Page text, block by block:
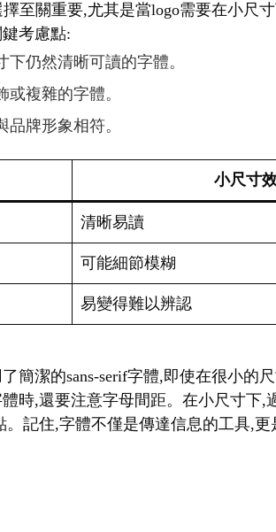
至關重要,尤其是當logo需要在小尺
考慮點:
仍然清晰可讀的字體。
複雜的字體。
牌形象相符。
小尺寸
清晰易讀
可能細節模糊
易變得難以辨認
簡潔的sans-serif字體,即使在很小
時,還要注意字母間距。在小尺寸下
。記住,字體不僅是傳達信息的工具,